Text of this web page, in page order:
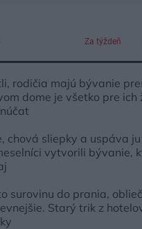
Za týždeň
rodičia majú bývanie
dome je všetko pre ich
chová sliepky a uspáva
vytvorili bývanie,
surovinu do prania,
Starý trik z